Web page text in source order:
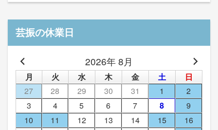
芸振の休業日
2026年 8月
月 火 水 木 金 土
日
27
28 29 30 31 1
2
3
4 5 6 7 8
9
10
11 12 13 14 15
16